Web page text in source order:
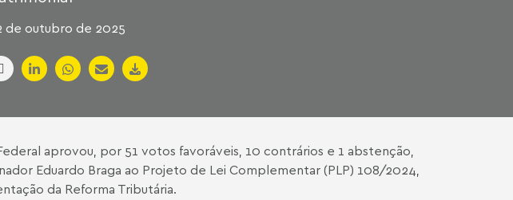
de outubro de 2025
aprovou, por 51 votos favoráveis, 10 contrários e 1 abstenção,
Eduardo Braga ao Projeto de Lei Complementar (PLP) 108/2024,
da Reforma Tributária.